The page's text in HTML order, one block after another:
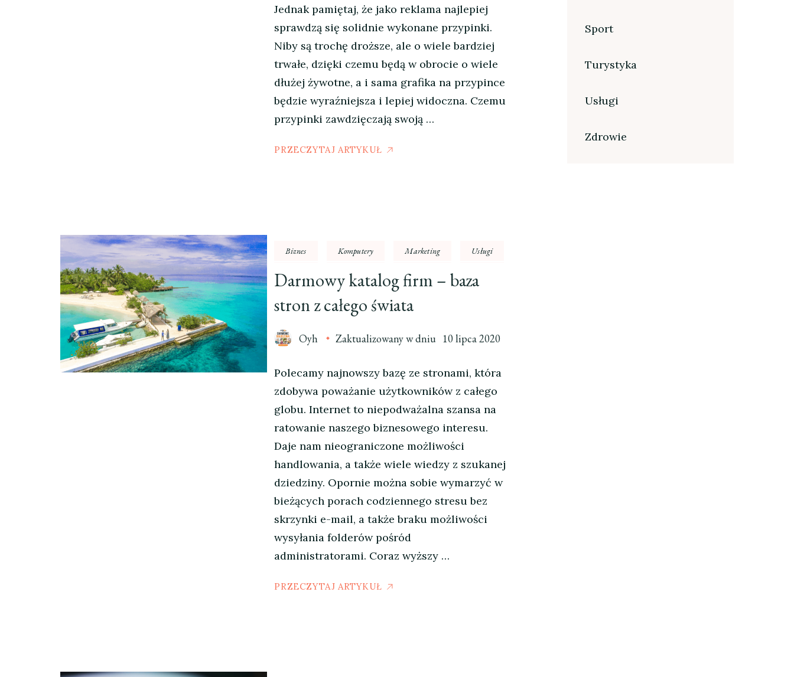
Jednak pamiętaj, że jako reklama najlepiej
sprawdzą się solidnie wykonane przypinki.
Niby są trochę droższe, ale o wiele bardziej
trwałe, dzięki czemu będą w obrocie o wiele
dłużej żywotne, a i sama grafika na przypince
będzie wyraźniejsza i lepiej widoczna. Czemu
przypinki zawdzięczają swoją …
PRZECZYTAJ ARTYKUŁ
Biznes Komputery Marketing Usługi
Darmowy katalog firm – baza
stron z całego świata
Oyh Zaktualizowany w dniu 10 lipca 2020
Polecamy najnowszy bazę ze stronami, która
zdobywa poważanie użytkowników z całego
globu. Internet to niepodważalna szansa na
ratowanie naszego biznesowego interesu.
Daje nam nieograniczone możliwości
handlowania, a także wiele wiedzy z szukanej
dziedziny. Opornie można sobie wymarzyć w
bieżących porach codziennego stresu bez
skrzynki e-mail, a także braku możliwości
wysyłania folderów pośród
administratorami. Coraz wyższy …
PRZECZYTAJ ARTYKUŁ
Sport
Turystyka
Usługi
Zdrowie